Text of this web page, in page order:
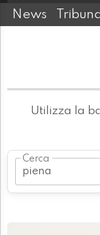
News
Utilizza la
Cerca